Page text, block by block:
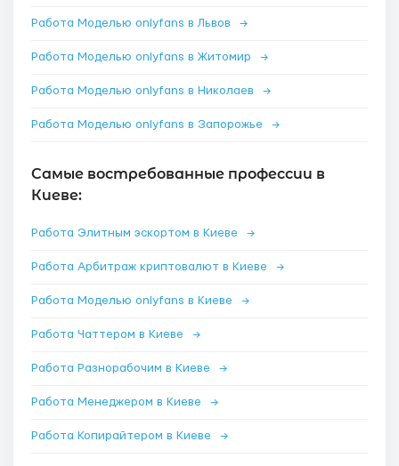
Работа Моделью onlyfans в Львов →
Работа Моделью onlyfans в Житомир →
Работа Моделью onlyfans в Николаев →
Работа Моделью onlyfans в Запорожье →
Самые востребованные профессии в
Киеве:
Работа Элитным эскортом в Киеве →
Работа Арбитраж криптовалют в Киеве →
Работа Моделью onlyfans в Киеве →
Работа Чаттером в Киеве →
Работа Разнорабочим в Киеве →
Работа Менеджером в Киеве →
Работа Копирайтером в Киеве →